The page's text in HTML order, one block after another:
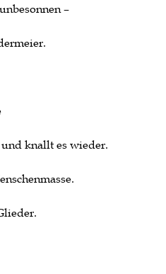
–
knallt es wieder.